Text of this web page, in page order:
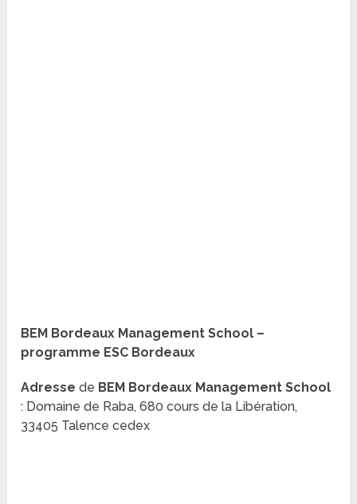
BEM Bordeaux Management School –
programme ESC Bordeaux
Adresse de BEM Bordeaux Management School
: Domaine de Raba, 680 cours de la Libération,
33405 Talence cedex